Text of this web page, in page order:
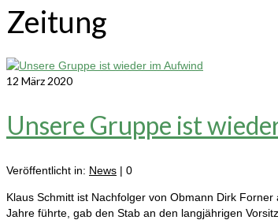
Zeitung
12 März 2020
Unsere Gruppe ist
Veröffentlicht in: News | 0
Klaus Schmitt ist Nachfolger von Obmann Dirk
Jahre führte, gab den Stab an den langjährigen